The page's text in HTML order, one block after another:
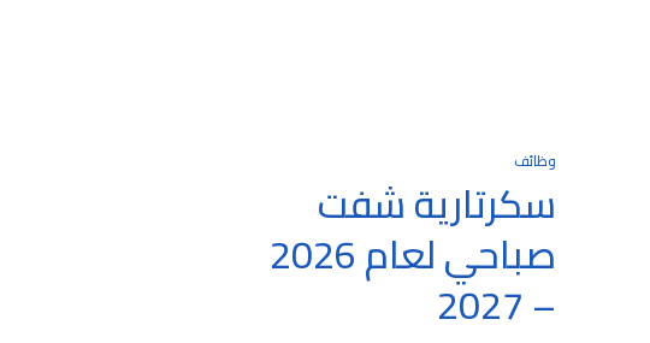
وظائف
سكرتارية شفت
صباحي لعام 2026
– 2027